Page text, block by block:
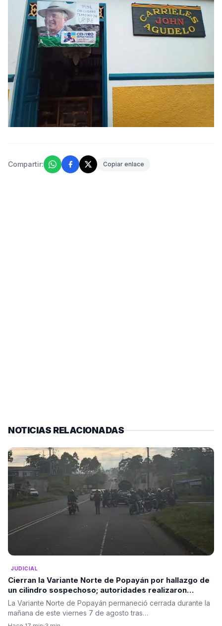
Compartir: Copiar enlace
NOTICIAS RELACIONADAS
JUDICIAL
Cierran la Variante Norte de Popayán por hallazgo de
un cilindro sospechoso; autoridades realizaron
destrucción controlada
La Variante Norte de Popayán permaneció cerrada durante la
mañana de este viernes 7 de agosto tras…